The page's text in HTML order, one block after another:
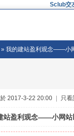
Sclub交
我的建站盈利观念——小
2017-3-22 20:00 只看
站盈利观念——小网站